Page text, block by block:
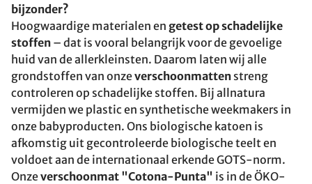
bijzonder?
Hoogwaardige materialen en getest op schadelijke
stoffen – dat is vooral belangrijk voor de gevoelige
huid van de allerkleinsten. Daarom laten wij alle
grondstoffen van onzeverschoonmatten streng
controleren op schadelijke stoffen. Bij allnatura
vermijden we plastic en synthetische weekmakers in
onze babyproducten. Ons biologische katoen is
afkomstig uit gecontroleerde biologische teelt en
voldoet aan de internationaal erkende GOTS-norm.
Onzeverschoonmat "Cotona-Punta" is in de ÖKO-